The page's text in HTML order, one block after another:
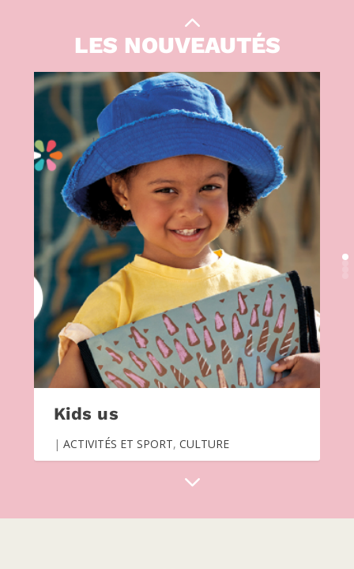
Kids us
| ACTIVITÉS ET SPORT, CULTURE
LES NOUVEAUTÉS